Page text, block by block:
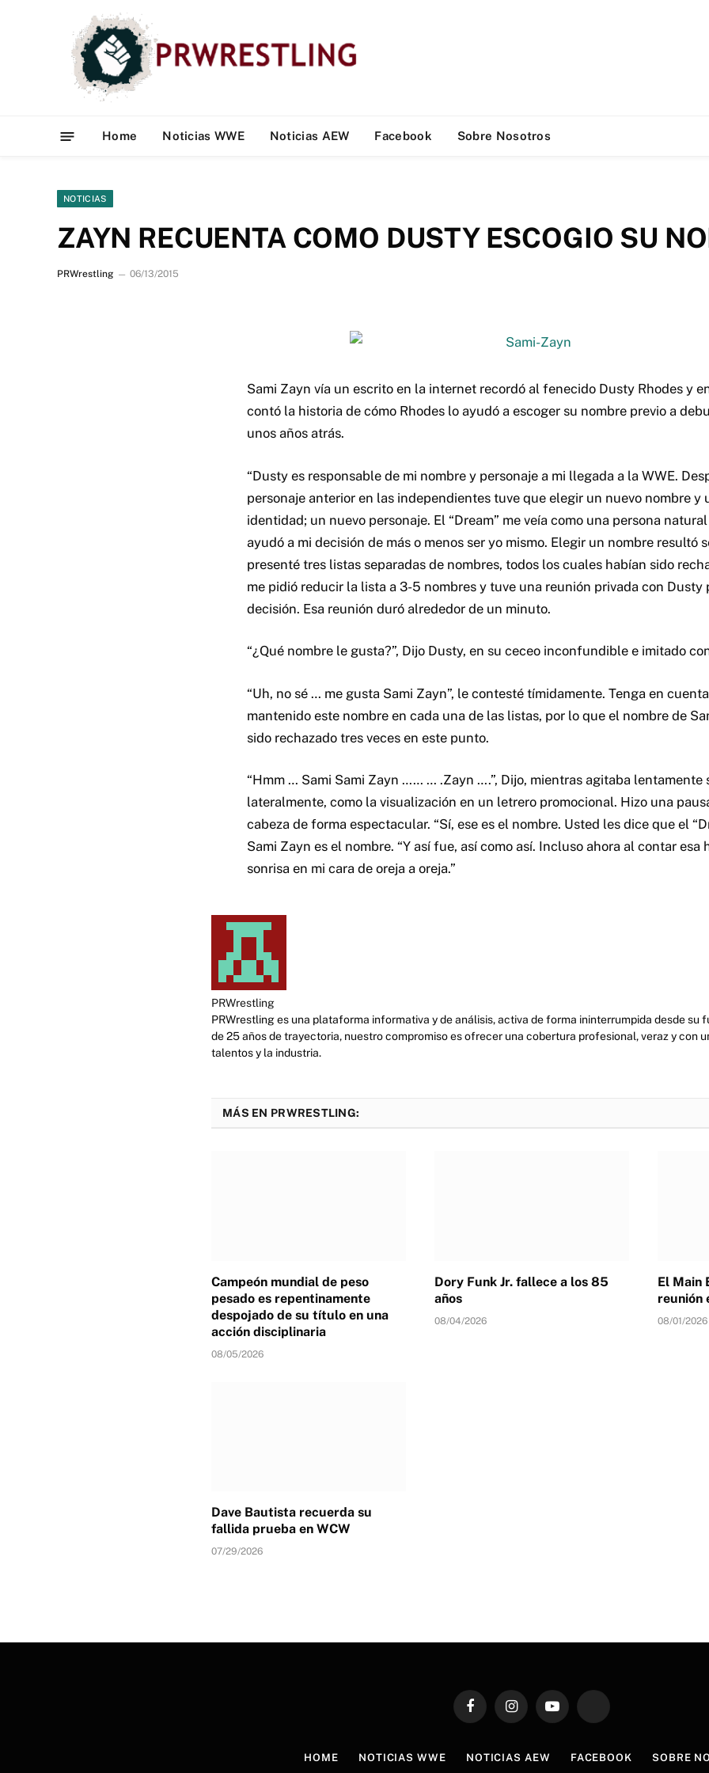
Home Noticias WWE Noticias AEW Facebook Sobre Nosotros
NOTICIAS
ZAYN RECUENTA COMO DUSTY ESCOGIO SU
PRWrestling 06/13/2015
Sami Zayn vía un escrito en la internet recordó al fenecido Dusty Rhodes y
contó la historia de cómo Rhodes lo ayudó a escoger su nombre previo a
unos años atrás.
“Dusty es responsable de mi nombre y personaje a mi llegada a la WWE.
personaje anterior en las independientes tuve que elegir un nuevo nombre y
identidad; un nuevo personaje. El “Dream” me veía como una persona
ayudó a mi decisión de más o menos ser yo mismo. Elegir un nombre resultó
presenté tres listas separadas de nombres, todos los cuales habían sido
me pidió reducir la lista a 3-5 nombres y tuve una reunión privada con Dusty
decisión. Esa reunión duró alrededor de un minuto.
“¿Qué nombre le gusta?”, Dijo Dusty, en su ceceo inconfundible e imitado
“Uh, no sé … me gusta Sami Zayn”, le contesté tímidamente. Tenga en
mantenido este nombre en cada una de las listas, por lo que el nombre de
sido rechazado tres veces en este punto.
“Hmm … Sami Sami Zayn …… … .Zayn ….”, Dijo, mientras agitaba lentamente
lateralmente, como la visualización en un letrero promocional. Hizo una
cabeza de forma espectacular. “Sí, ese es el nombre. Usted les dice que el
Sami Zayn es el nombre. “Y así fue, así como así. Incluso ahora al contar esa
sonrisa en mi cara de oreja a oreja.”
PRWrestling
PRWrestling es una plataforma informativa y de análisis, activa de forma ininterrumpida desde su
de 25 años de trayectoria, nuestro compromiso es ofrecer una cobertura profesional, veraz y con
talentos y la industria.
MÁS EN PRWRESTLING:
Campeón mundial de peso
pesado es repentinamente
despojado de su título en una
acción disciplinaria
08/05/2026
Dory Funk Jr. fallece a los 85
años
08/04/2026
El Main
reunión
08/01/2026
Dave Bautista recuerda su
fallida prueba en WCW
07/29/2026
FacebookInstagramYouTube TikTok
HOME NOTICIAS WWE NOTICIAS AEW FACEBOOK SOBRE